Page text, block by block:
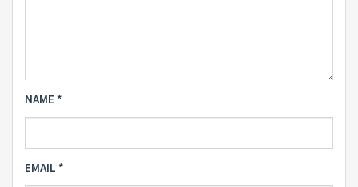
NAME *
EMAIL *